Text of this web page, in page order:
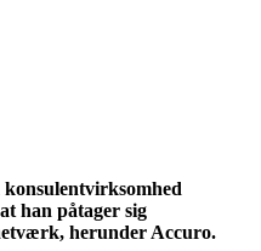
han påtager sig
herunder Accuro.